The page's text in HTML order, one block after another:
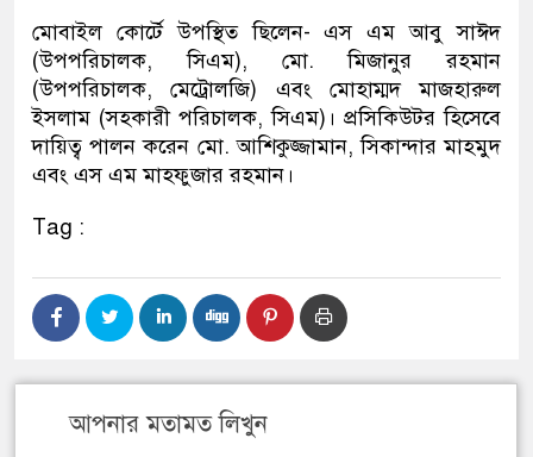
মোবাইল কোর্টে উপস্থিত ছিলেন- এস এম আবু সাঈদ
(উপপরিচালক, সিএম), মো. মিজানুর রহমান
(উপপরিচালক, মেট্রোলজি) এবং মোহাম্মদ মাজহারুল
ইসলাম (সহকারী পরিচালক, সিএম)। প্রসিকিউটর হিসেবে
দায়িত্ব পালন করেন মো. আশিকুজ্জামান, সিকান্দার মাহমুদ
এবং এস এম মাহফুজার রহমান।
Tag :
আপনার মতামত লিখুন